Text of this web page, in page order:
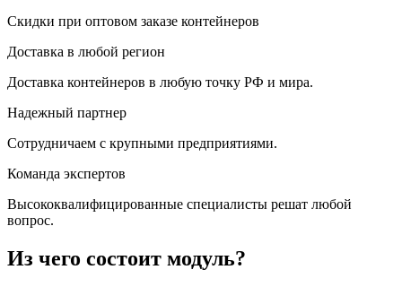
Скидки при оптовом заказе контейнеров
Доставка в любой регион
Доставка контейнеров в любую точку РФ и мира.
Надежный партнер
Сотрудничаем с крупными предприятиями.
Команда экспертов
Высококвалифицированные специалисты решат любой
вопрос.
Из чего состоит модуль?